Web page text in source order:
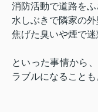
消防活動で道路を
水しぶきで隣家の
焦げた臭いや煙で
といった事情から
ラブルになることも